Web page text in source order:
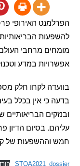
האירופי פרסם דיון
הבריאותיות של
מרחבי העולם. הביון
במדע וטכנולוגיה"
לקחו חלק מספר
כי אין בכלל בעיה
הבריאותיים של
בסיום הדיון פרסמה
של קרינת
הורד